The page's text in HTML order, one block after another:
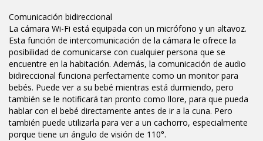
Comunicación bidireccional
La cámara Wi-Fi está equipada con un micrófono y un altavoz.
Esta función de intercomunicación de la cámara le ofrece la
posibilidad de comunicarse con cualquier persona que se
encuentre en la habitación. Además, la comunicación de audio
bidireccional funciona perfectamente como un monitor para
bebés. Puede ver a su bebé mientras está durmiendo, pero
también se le notificará tan pronto como llore, para que pueda
hablar con el bebé directamente antes de ir a la cuna. Pero
también puede utilizarla para ver a un cachorro, especialmente
porque tiene un ángulo de visión de 110°.